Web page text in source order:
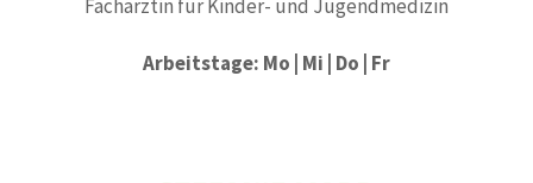
Fachärztin für Kinder- und Jugendmedizin
Arbeitstage: Mo | Mi | Do | Fr